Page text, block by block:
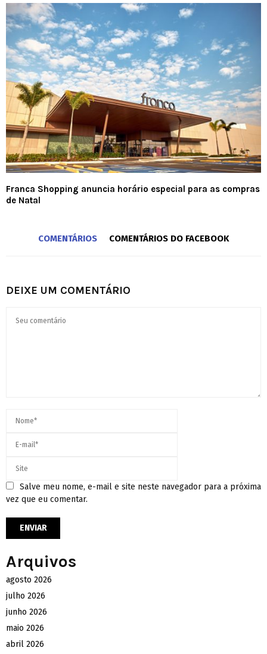
Franca Shopping anuncia horário especial para as compras
de Natal
COMENTÁRIOS COMENTÁRIOS DO FACEBOOK
DEIXE UM COMENTÁRIO
Salve meu nome, e-mail e site neste navegador para a próxima
vez que eu comentar.
Arquivos
agosto 2026
julho 2026
junho 2026
maio 2026
abril 2026